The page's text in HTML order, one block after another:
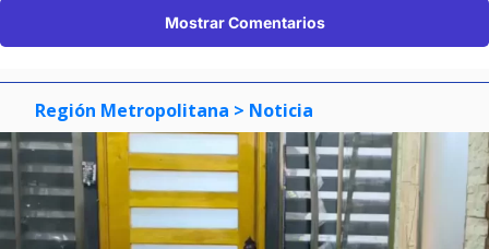
Mostrar Comentarios
Región Metropolitana > Noticia